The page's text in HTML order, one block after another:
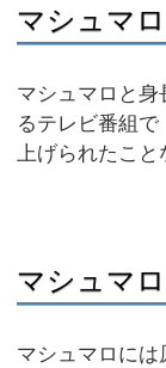
マシュマ
マシュマロと
るテレビ番組で
上げられたこと
マシュマ
マシュマロには